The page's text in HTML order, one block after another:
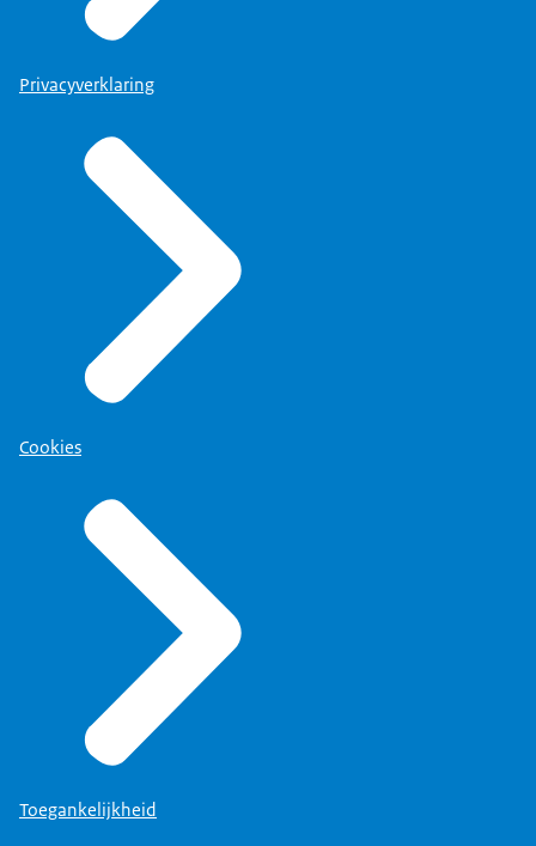
Privacyverklaring
Cookies
Toegankelijkheid